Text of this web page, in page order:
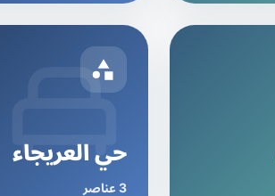
حي العريجاء
3 عناصر